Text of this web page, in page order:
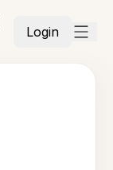
Login